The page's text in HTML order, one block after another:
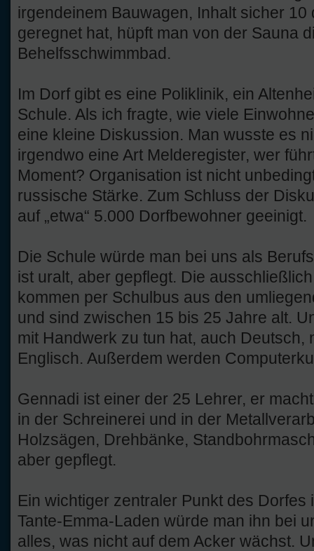
irgendeinem Bauwagen, Inhalt sicher
geregnet hat, hüpft man von der Sauna
Behelfsschwimmbad.
Im Dorf gibt es eine Poliklinik, ein
Schule. Als ich fragte, wie viele
eine kleine Diskussion. Man wusste es
irgendwo eine Art Melderegister, wer
Moment? Organisation ist nicht
russische Stärke. Zum Schluss der
auf „etwa“ 5.000 Dorfbewohner geeinigt.
Die Schule würde man bei uns als
ist uralt, aber gepflegt. Die
kommen per Schulbus aus den
und sind zwischen 15 bis 25 Jahre alt.
mit Handwerk zu tun hat, auch Deutsch,
Englisch. Außerdem werden
Gennadi ist einer der 25 Lehrer, er
in der Schreinerei und in der
Holzsägen, Drehbänke,
aber gepflegt.
Ein wichtiger zentraler Punkt des Dorfes
Tante-Emma-Laden würde man ihn bei
alles, was nicht auf dem Acker wächst.